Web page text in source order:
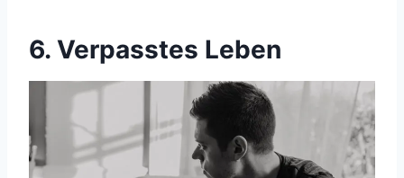
6. Verpasstes Leben